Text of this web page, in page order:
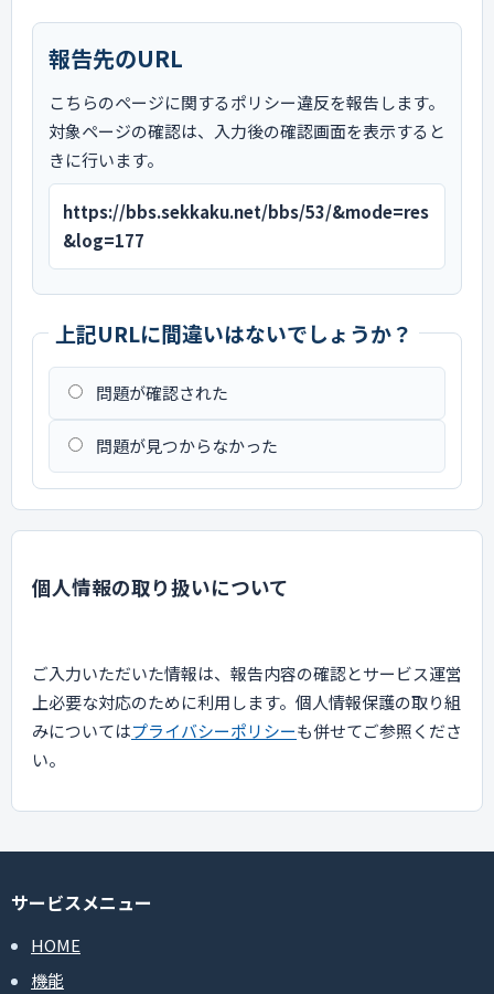
報告先のURL
こちらのページに関するポリシー違反を報告します。
対象ページの確認は、入力後の確認画面を表示すると
きに行います。
https://bbs.sekkaku.net/bbs/53/&mode=res
&log=177
上記URLに間違いはないでしょうか？
問題が確認された
問題が見つからなかった
個人情報の取り扱いについて
ご入力いただいた情報は、報告内容の確認とサービス運営
上必要な対応のために利用します。個人情報保護の取り組
みについてはプライバシーポリシーも併せてご参照くださ
い。
サービスメニュー
HOME
機能